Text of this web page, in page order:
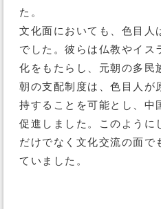
た。
文化面においても、色目人
でした。彼らは仏教やイス
化をもたらし、元朝の多民
朝の支配制度は、色目人が
持することを可能とし、中
促進しました。このように
だけでなく文化交流の面で
ていました。